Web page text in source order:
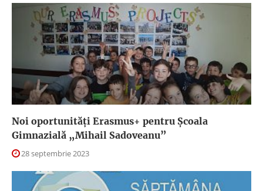
Noi oportunități Erasmus+ pentru Școala
Gimnazială „Mihail Sadoveanu”
28 septembrie 2023